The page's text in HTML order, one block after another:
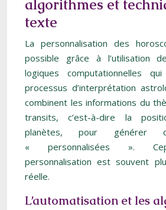
algorithmes et
texte
La personnalisation des
possible grâce à l’utilisation
logiques computationnelles
processus d’interprétation
combinent les informations du
transits, c’est-à-dire la
planètes, pour générer
« personnalisées ».
personnalisation est souvent
réelle.
L’automatisation et les